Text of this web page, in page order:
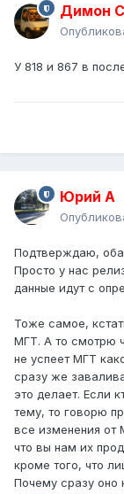
Димон
У 818 и 867 в
Юрий А
Подтверждаю,
Просто у нас
данные идут с
Тоже самое,
МГТ. А то смотрю
не успеет МГТ
сразу же
это делает. Если
тему, то говорю
все изменения от
что вы нам их
кроме того, что
Почему сразу оно